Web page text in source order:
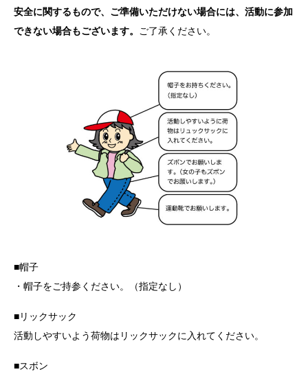
安全に関するもので、ご準備いただけない場合には、活動に参加
できない場合もございます。 ご了承ください。
■帽子
・帽子をご持参ください。（指定なし）
■リックサック
活動しやすいよう荷物はリックサックに入れてください。
■スボン